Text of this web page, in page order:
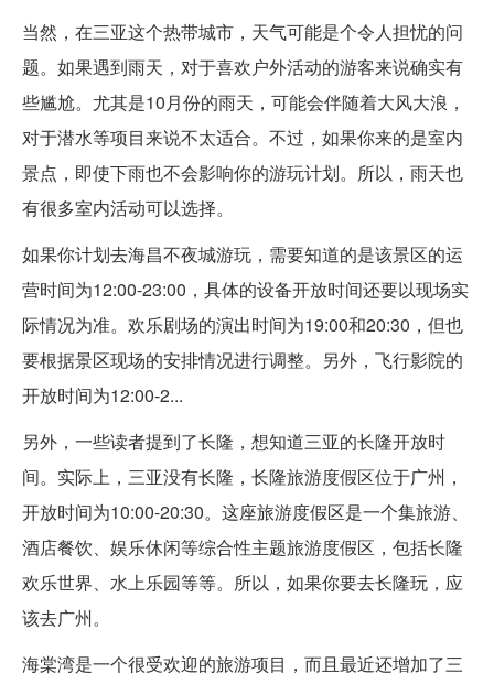
当然，在三亚这个热带城市，天气可能是个令人担忧的问
题。如果遇到雨天，对于喜欢户外活动的游客来说确实有
些尴尬。尤其是10月份的雨天，可能会伴随着大风大浪，
对于潜水等项目来说不太适合。不过，如果你来的是室内
景点，即使下雨也不会影响你的游玩计划。所以，雨天也
有很多室内活动可以选择。
如果你计划去海昌不夜城游玩，需要知道的是该景区的运
营时间为12:00-23:00，具体的设备开放时间还要以现场实
际情况为准。欢乐剧场的演出时间为19:00和20:30，但也
要根据景区现场的安排情况进行调整。另外，飞行影院的
开放时间为12:00-2...
另外，一些读者提到了长隆，想知道三亚的长隆开放时
间。实际上，三亚没有长隆，长隆旅游度假区位于广州，
开放时间为10:00-20:30。这座旅游度假区是一个集旅游、
酒店餐饮、娱乐休闲等综合性主题旅游度假区，包括长隆
欢乐世界、水上乐园等等。所以，如果你要去长隆玩，应
该去广州。
海棠湾是一个很受欢迎的旅游项目，而且最近还增加了三